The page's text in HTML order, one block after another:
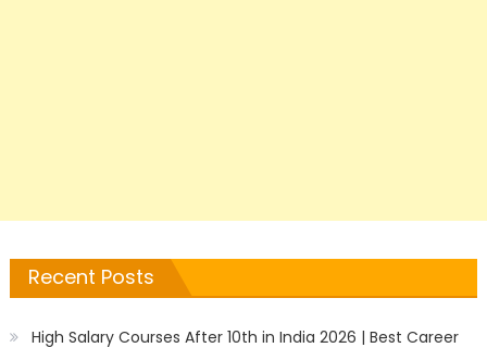
Recent Posts
High Salary Courses After 10th in India 2026 | Best Career